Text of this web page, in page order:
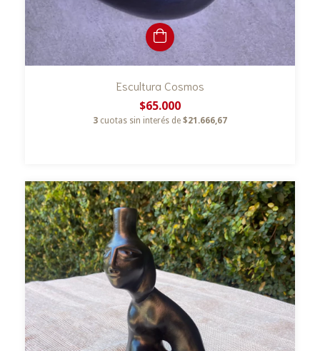
Escultura Cosmos
$65.000
3 cuotas sin interés de $21.666,67